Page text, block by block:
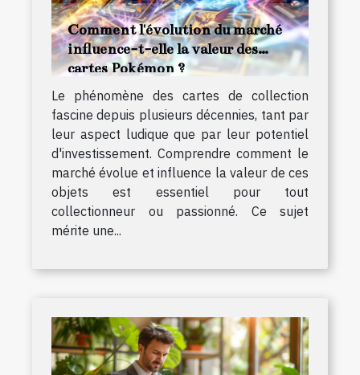
Comment l'évolution du marché
influence-t-elle la valeur des
cartes Pokémon ?
Le phénomène des cartes de collection
fascine depuis plusieurs décennies, tant par
leur aspect ludique que par leur potentiel
d'investissement. Comprendre comment le
marché évolue et influence la valeur de ces
objets est essentiel pour tout
collectionneur ou passionné. Ce sujet
mérite une...